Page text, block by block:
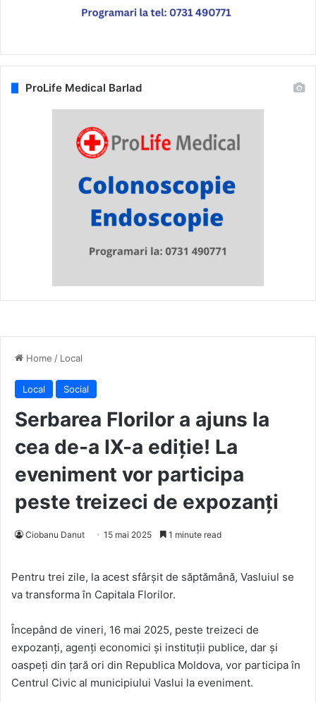
Home / Local
Local Social
Serbarea Florilor a ajuns la
cea de-a IX-a ediție! La
eveniment vor participa
peste treizeci de expozanți
Ciobanu Danut 15 mai 2025 1 minute read
Pentru trei zile, la acest sfârșit de săptămână, Vasluiul se
va transforma în Capitala Florilor.
Începând de vineri, 16 mai 2025, peste treizeci de
expozanți, agenți economici și instituții publice, dar și
oaspeți din țară ori din Republica Moldova, vor participa în
Centrul Civic al municipiului Vaslui la eveniment.
ProLife Medical Barlad